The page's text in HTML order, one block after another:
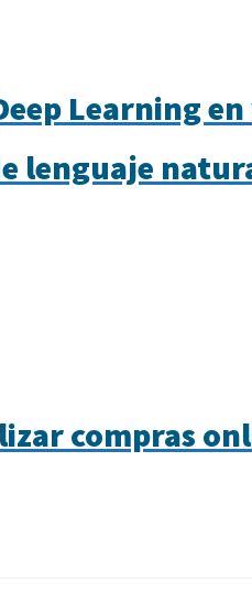
Learning
lenguaje
compras